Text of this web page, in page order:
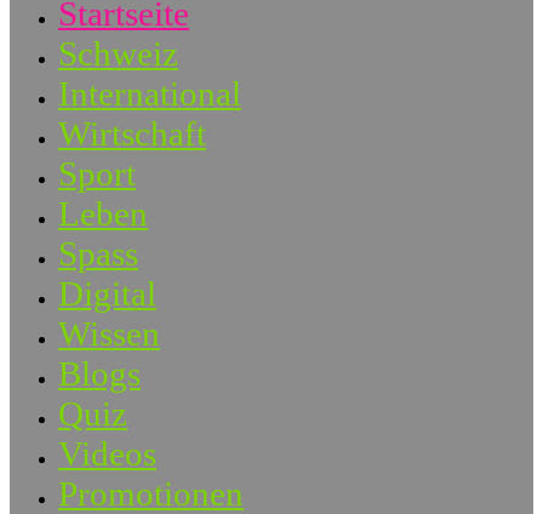
Startseite
Schweiz
International
Wirtschaft
Sport
Leben
Spass
Digital
Wissen
Blogs
Quiz
Videos
Promotionen